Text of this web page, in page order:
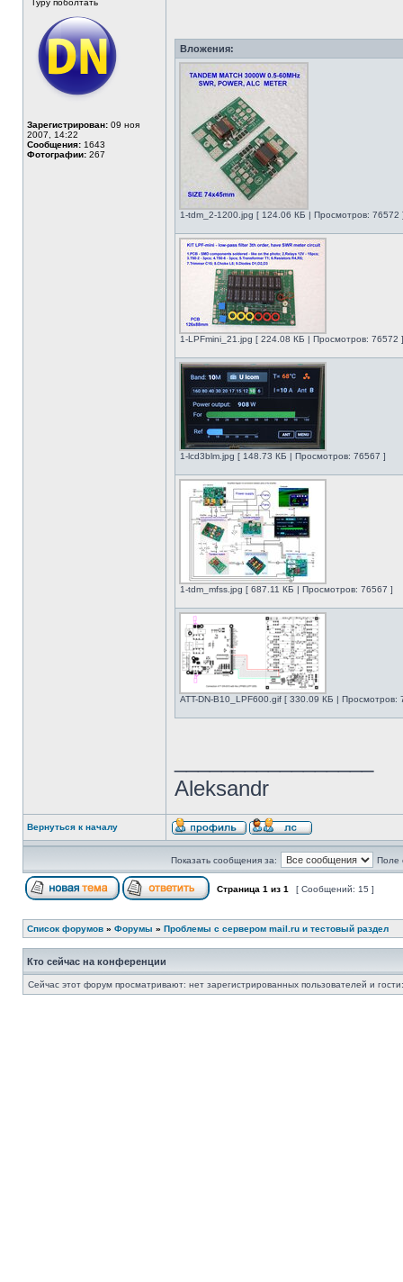
Гуру поболтать
Зарегистрирован: 09 ноя
2007, 14:22
Сообщения: 1643
Фотографии: 267
Вложения:
1-tdm_2-1200.jpg [ 124.06 КБ | Просмотров: 76572
1-LPFmini_21.jpg [ 224.08 КБ | Просмотров: 76572 ]
1-lcd3blm.jpg [ 148.73 КБ | Просмотров: 76567 ]
1-tdm_mfss.jpg [ 687.11 КБ | Просмотров: 76567 ]
ATT-DN-B10_LPF600.gif [ 330.09 КБ | Просмотров:
Aleksandr
Вернуться к началу
Показать сообщения за: Поле
Страница 1 из 1 [ Сообщений: 15 ]
Список форумов » Форумы » Проблемы с сервером mail.ru и тестовый раздел
Кто сейчас на конференции
Сейчас этот форум просматривают: нет зарегистрированных пользователей и